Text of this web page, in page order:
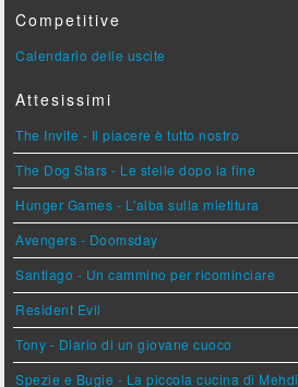
Competitive
Calendario delle uscite
Attesissimi
The Invite - Il piacere è tutto nostro
The Dog Stars - Le stelle dopo la fine
Hunger Games - L'alba sulla mietitura
Avengers - Doomsday
Santiago - Un cammino per ricominciare
Resident Evil
Tony - Diario di un giovane cuoco
Spezie e Bugie - La piccola cucina di Mehdi